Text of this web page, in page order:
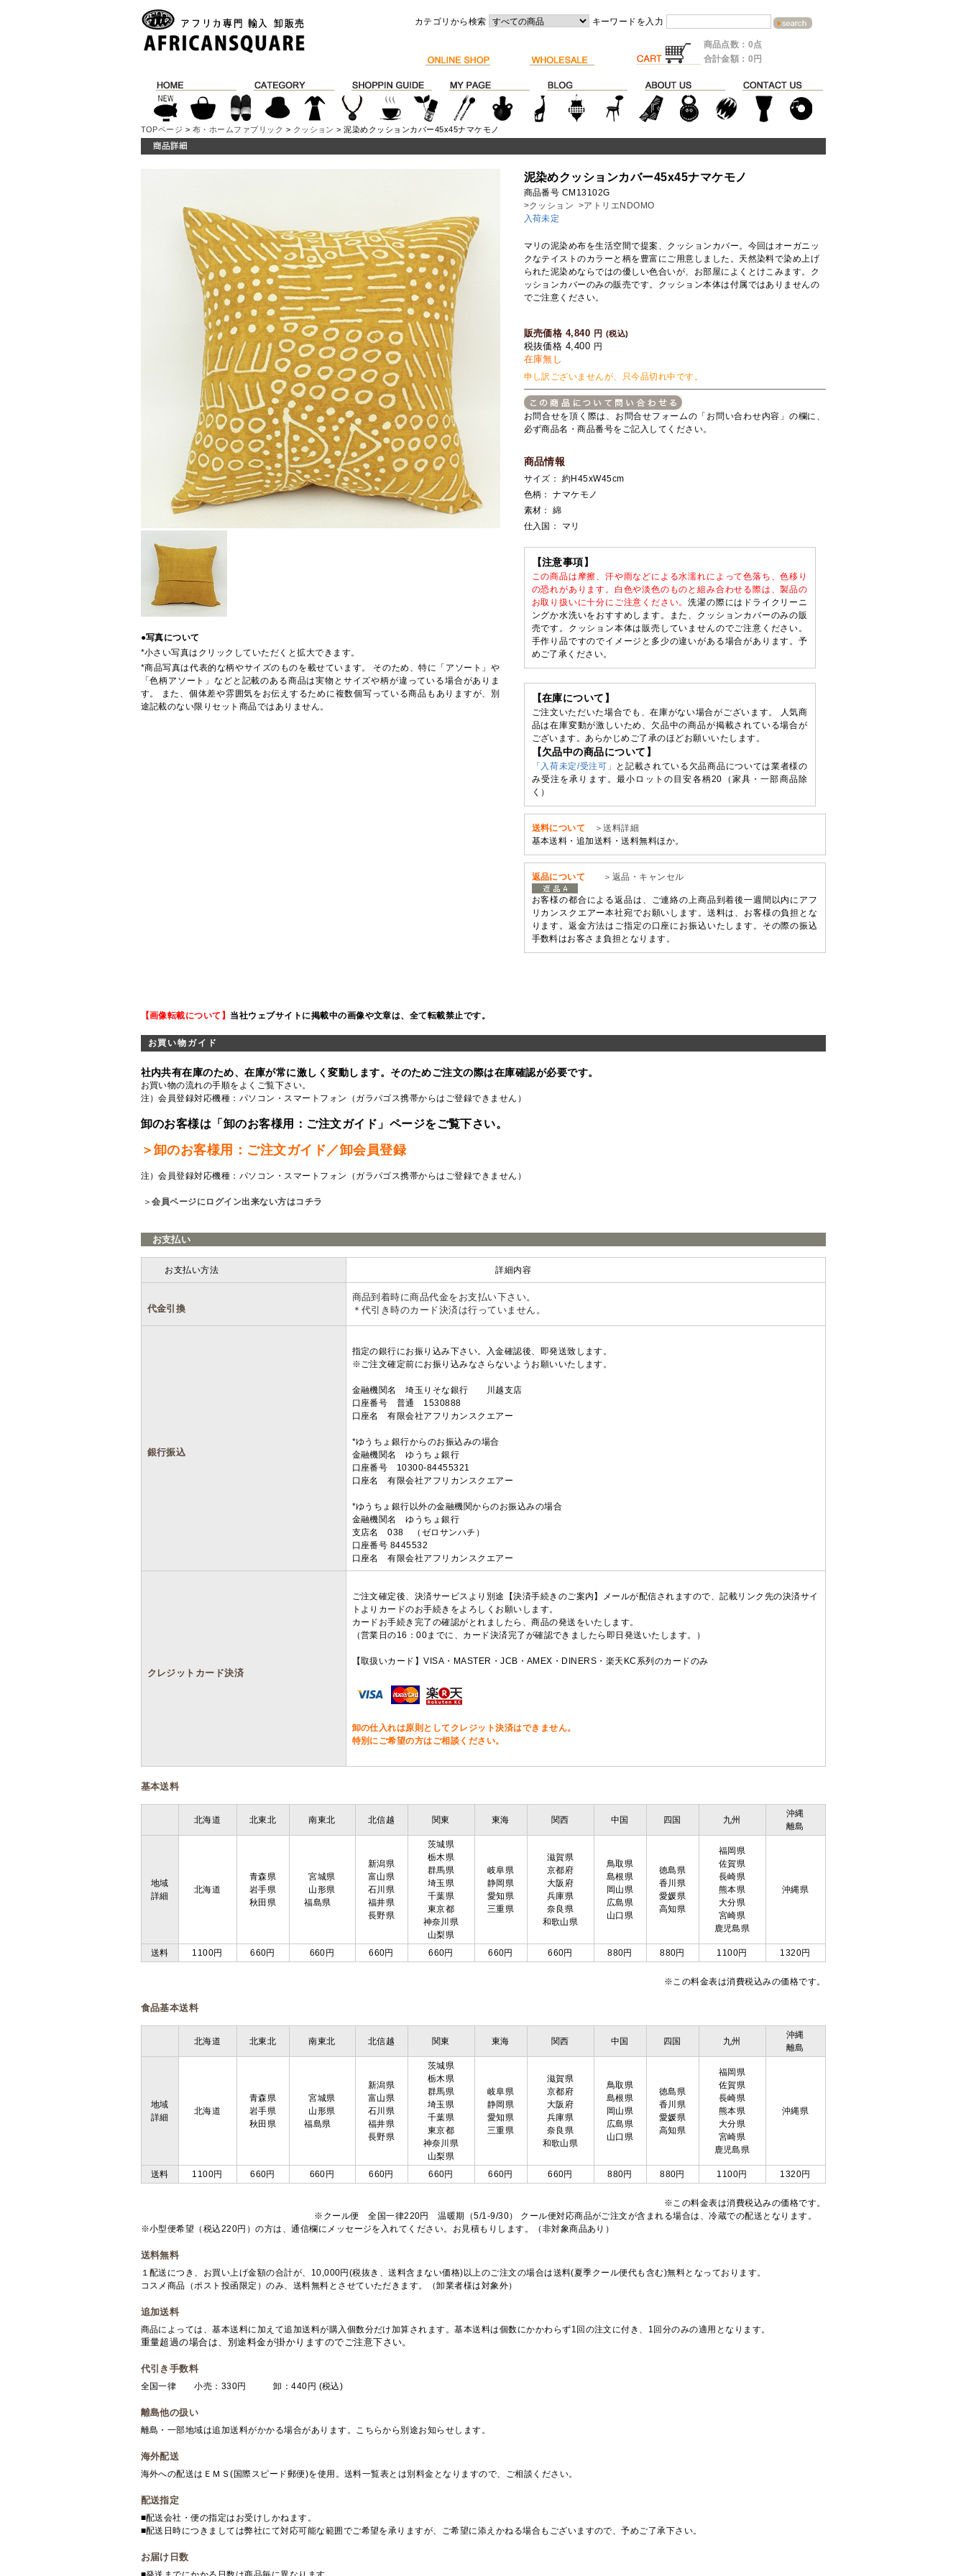
カテゴリから検索 キーワードを入力
商品点数：0点
合計金額：0円
TOPページ > 布・ホームファブリック > クッション > 泥染めクッションカバー45x45ナマケモノ
●写真について
*小さい写真はクリックしていただくと拡大できます。
*商品写真は代表的な柄やサイズのものを載せています。 そのため、特に「アソート」や
「色柄アソート」などと記載のある商品は実物とサイズや柄が違っている場合がありま
す。 また、個体差や雰囲気をお伝えするために複数個写っている商品もありますが、別
途記載のない限りセット商品ではありません。
泥染めクッションカバー45x45ナマケモノ
商品番号 CM13102G
>クッション >アトリエNDOMO
入荷未定
マリの泥染め布を生活空間で提案、クッションカバー。今回はオーガニッ
クなテイストのカラーと柄を豊富にご用意しました。天然染料で染め上げ
られた泥染めならではの優しい色合いが、お部屋によくとけこみます。ク
ッションカバーのみの販売です。クッション本体は付属ではありませんの
でご注意ください。
販売価格 4,840 円 (税込)
税抜価格 4,400 円
在庫無し
申し訳ございませんが、只今品切れ中です。
お問合せを頂く際は、お問合せフォームの「お問い合わせ内容」の欄に、
必ず商品名・商品番号をご記入してください。
商品情報
サイズ： 約H45xW45cm
色柄： ナマケモノ
素材： 綿
仕入国： マリ
【注意事項】
この商品は摩擦、汗や雨などによる水濡れによって色落ち、色移り
の恐れがあります。白色や淡色のものと組み合わせる際は、製品の
お取り扱いに十分にご注意ください。洗濯の際にはドライクリーニ
ングか水洗いをおすすめします。また、クッションカバーのみの販
売です。クッション本体は販売していませんのでご注意ください。
手作り品ですのでイメージと多少の違いがある場合があります。予
めご了承ください。
【在庫について】
ご注文いただいた場合でも、在庫がない場合がございます。 人気商
品は在庫変動が激しいため、欠品中の商品が掲載されている場合が
ございます。あらかじめご了承のほどお願いいたします。
【欠品中の商品について】
「入荷未定/受注可」
と記載されている欠品商品については業者様の
み受注を承ります。最小ロットの目安各柄20（家具・一部商品除
く）
送料について
＞送料詳細
基本送料・追加送料・送料無料ほか。
返品について ＞返品・キャンセル
お客様の都合による返品は、ご連絡の上商品到着後一週間以内にアフ
リカンスクエアー本社宛でお願いします。送料は、お客様の負担とな
ります。返金方法はご指定の口座にお振込いたします。その際の振込
手数料はお客さま負担となります。
【画像転載について】 当社ウェブサイトに掲載中の画像や文章は、全て転載禁止です。
お買い物ガイド
社内共有在庫のため、在庫が常に激しく変動します。そのためご注文の際は在庫確認が必要です。
お買い物の流れの手順をよくご覧下さい。
注）会員登録対応機種：パソコン・スマートフォン（ガラパゴス携帯からはご登録できません）
卸のお客様は「卸のお客様用：ご注文ガイド」ページをご覧下さい。
＞卸のお客様用：ご注文ガイド／卸会員登録
注）会員登録対応機種：パソコン・スマートフォン（ガラパゴス携帯からはご登録できません）
＞会員ページにログイン出来ない方はコチラ
お支払い
お支払い方法 詳細内容
代金引換
商品到着時に商品代金をお支払い下さい。
＊代引き時のカード決済は行っていません。
銀行振込
指定の銀行にお振り込み下さい。入金確認後、即発送致します。
※ご注文確定前にお振り込みなさらないようお願いいたします。
金融機関名 埼玉りそな銀行 川越支店
口座番号 普通 1530888
口座名 有限会社アフリカンスクエアー
*ゆうちょ銀行からのお振込みの場合
金融機関名 ゆうちょ銀行
口座番号 10300-84455321
口座名 有限会社アフリカンスクエアー
*ゆうちょ銀行以外の金融機関からのお振込みの場合
金融機関名 ゆうちょ銀行
支店名 038 （ゼロサンハチ）
口座番号 8445532
口座名 有限会社アフリカンスクエアー
クレジットカード決済
ご注文確定後、決済サービスより別途【決済手続きのご案内】メールが配信されますので、記載リンク先の決済サイ
トよりカードのお手続きをよろしくお願いします。
カードお手続き完了の確認がとれましたら、商品の発送をいたします。
（営業日の16：00までに、カード決済完了が確認できましたら即日発送いたします。）
【取扱いカード】VISA・MASTER・JCB・AMEX・DINERS・楽天KC系列のカードのみ
卸の仕入れは原則としてクレジット決済はできません。
特別にご希望の方はご相談ください。
基本送料
北海道 北東北 南東北 北信越 関東 東海 関西 中国 四国 九州
沖縄
離島
地域
詳細
北海道
青森県
岩手県
秋田県
宮城県
山形県
福島県
新潟県
富山県
石川県
福井県
長野県
茨城県
栃木県
群馬県
埼玉県
千葉県
東京都
神奈川県
山梨県
岐阜県
静岡県
愛知県
三重県
滋賀県
京都府
大阪府
兵庫県
奈良県
和歌山県
鳥取県
島根県
岡山県
広島県
山口県
徳島県
香川県
愛媛県
高知県
福岡県
佐賀県
長崎県
熊本県
大分県
宮崎県
鹿児島県
沖縄県
送料 1100円 660円 660円 660円 660円 660円 660円 880円 880円 1100円 1320円
※この料金表は消費税込みの価格です。
食品基本送料
北海道 北東北 南東北 北信越 関東 東海 関西 中国 四国 九州
沖縄
離島
地域
詳細
北海道
青森県
岩手県
秋田県
宮城県
山形県
福島県
新潟県
富山県
石川県
福井県
長野県
茨城県
栃木県
群馬県
埼玉県
千葉県
東京都
神奈川県
山梨県
岐阜県
静岡県
愛知県
三重県
滋賀県
京都府
大阪府
兵庫県
奈良県
和歌山県
鳥取県
島根県
岡山県
広島県
山口県
徳島県
香川県
愛媛県
高知県
福岡県
佐賀県
長崎県
熊本県
大分県
宮崎県
鹿児島県
沖縄県
送料 1100円 660円 660円 660円 660円 660円 660円 880円 880円 1100円 1320円
※この料金表は消費税込みの価格です。
※クール便 全国一律220円 温暖期（5/1-9/30） クール便対応商品がご注文が含まれる場合は、冷蔵での配送となります。
※小型便希望（税込220円）の方は、通信欄にメッセージを入れてください。お見積もりします。（非対象商品あり）
送料無料
１配送につき、お買い上げ金額の合計が、10,000円(税抜き、送料含まない価格)以上のご注文の場合は送料(夏季クール便代も含む)無料となっております。
コスメ商品（ポスト投函限定）のみ、送料無料とさせていただきます。（卸業者様は対象外）
追加送料
商品によっては、基本送料に加えて追加送料が購入個数分だけ加算されます。基本送料は個数にかかわらず1回の注文に付き、1回分のみの適用となります。
重量超過の場合は、別途料金が掛かりますのでご注意下さい。
代引き手数料
全国一律 小売：330円 卸：440円 (税込)
離島他の扱い
離島・一部地域は追加送料がかかる場合があります。こちらから別途お知らせします。
海外配送
海外への配送はＥＭＳ(国際スピード郵便)を使用。送料一覧表とは別料金となりますので、ご相談ください。
配送指定
■配送会社・便の指定はお受けしかねます。
■配送日時につきましては弊社にて対応可能な範囲でご希望を承りますが、ご希望に添えかねる場合もございますので、予めご了承下さい。
お届け日数